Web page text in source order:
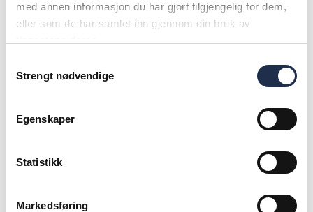
med annen informasjon du har gjort tilgjengelig for dem,
eller som de har samlet inn gjennom din bruk av
Strengt nødvendige
Egenskaper
Statistikk
Markedsføring